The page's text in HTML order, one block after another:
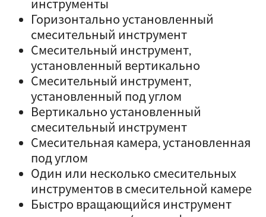
инструменты
Горизонтально установленный
смесительный инструмент
Смесительный инструмент,
установленный вертикально
Смесительный инструмент,
установленный под углом
Вертикально установленный
смесительный инструмент
Смесительная камера, установленная
под углом
Один или несколько смесительных
инструментов в смесительной камере
Быстро вращающийся инструмент